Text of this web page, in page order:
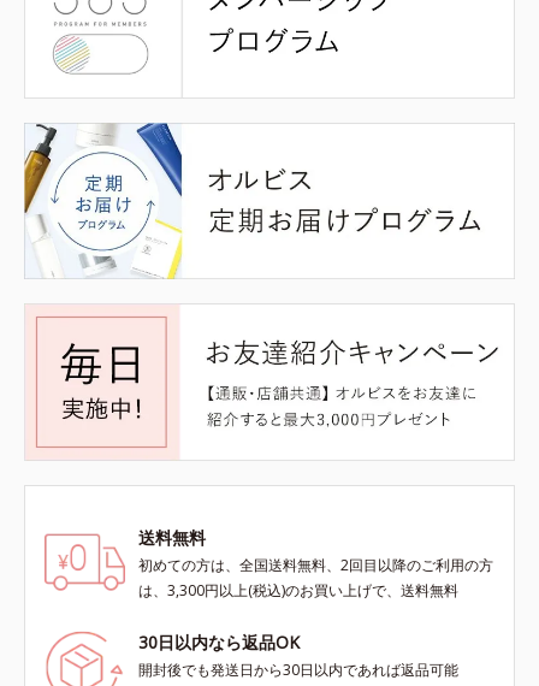
送料無料
初めての方は、全国送料無料、2回目以降のご利用の方
は、3,300円以上(税込)のお買い上げで、送料無料
30日以内なら返品OK
開封後でも発送日から30日以内であれば返品可能